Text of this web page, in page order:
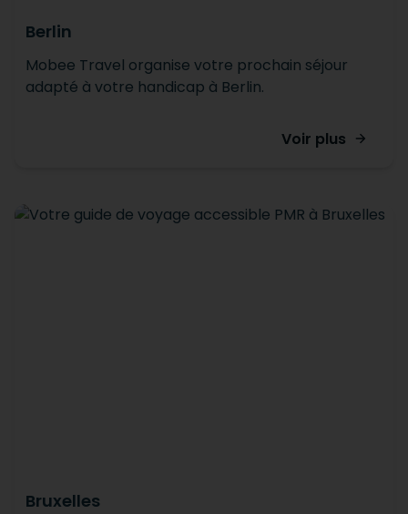
Berlin
Mobee Travel organise votre prochain séjour
adapté à votre handicap à Berlin.
Voir plus
Bruxelles